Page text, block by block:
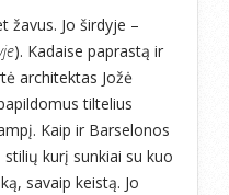
žavus. Jo širdyje –
). Kadaise paprastą ir
architektas Jožė
tiltelius
Kaip ir Barselonos
kurį sunkiai su kuo
savaip keistą. Jo